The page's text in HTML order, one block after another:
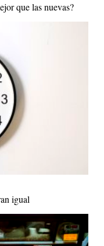
que las nuevas?
igual